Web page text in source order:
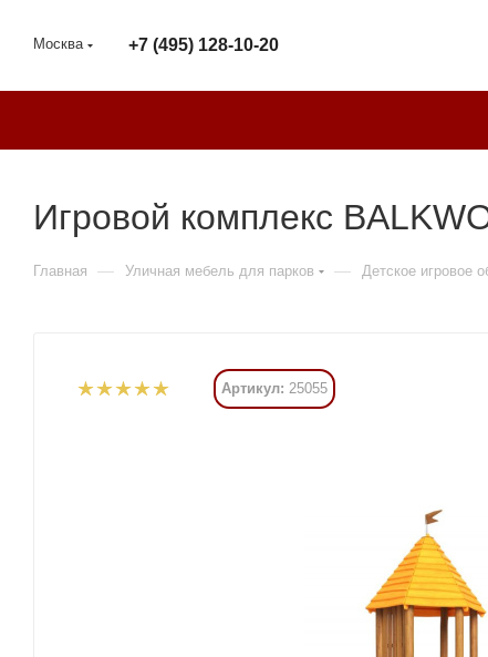
Москва +7 (495) 128-10-20
Игровой комплекс
Главная — Уличная мебель для парков — Детское игровое
Артикул: 25055